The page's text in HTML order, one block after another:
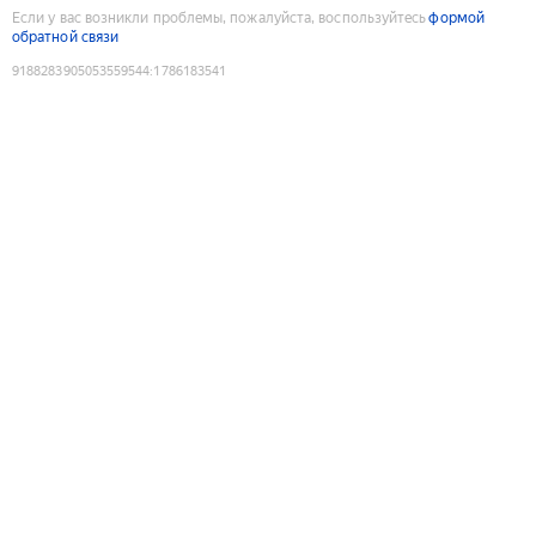
Если у вас возникли проблемы, пожалуйста, воспользуйтесьформой
обратной связи
9188283905053559544:1786183541